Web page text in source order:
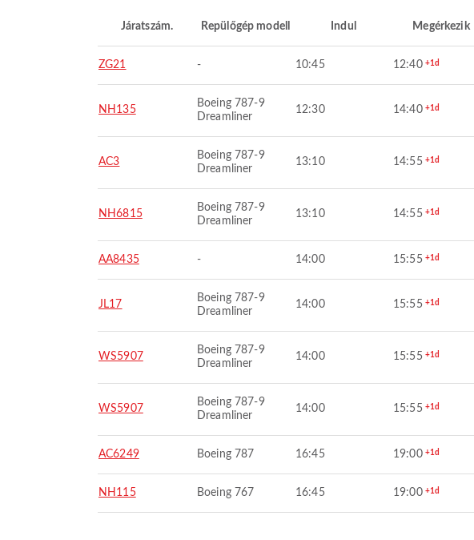
Járatszám. Repülőgép modell Indul Megérkezik
ZG21 - 10:45 12:40 +1d
NH135
Boeing 787-9
Dreamliner
12:30 14:40 +1d
AC3
Boeing 787-9
Dreamliner
13:10 14:55 +1d
NH6815
Boeing 787-9
Dreamliner
13:10 14:55 +1d
AA8435 - 14:00 15:55 +1d
JL17
Boeing 787-9
Dreamliner
14:00 15:55 +1d
WS5907
Boeing 787-9
Dreamliner
14:00 15:55 +1d
WS5907
Boeing 787-9
Dreamliner
14:00 15:55 +1d
AC6249 Boeing 787 16:45 19:00 +1d
NH115 Boeing 767 16:45 19:00 +1d